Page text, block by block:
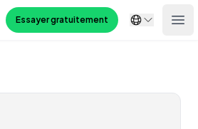
Essayer gratuitement